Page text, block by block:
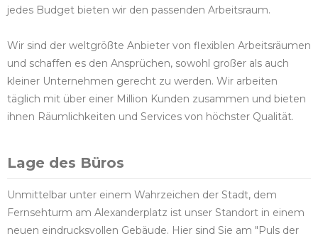
jedes Budget bieten wir den passenden Arbeitsraum.
Wir sind der weltgrößte Anbieter von flexiblen Arbeitsräumen
und schaffen es den Ansprüchen, sowohl großer als auch
kleiner Unternehmen gerecht zu werden. Wir arbeiten
täglich mit über einer Million Kunden zusammen und bieten
ihnen Räumlichkeiten und Services von höchster Qualität.
Lage des Büros
Unmittelbar unter einem Wahrzeichen der Stadt, dem
Fernsehturm am Alexanderplatz ist unser Standort in einem
neuen eindrucksvollen Gebäude. Hier sind Sie am "Puls der